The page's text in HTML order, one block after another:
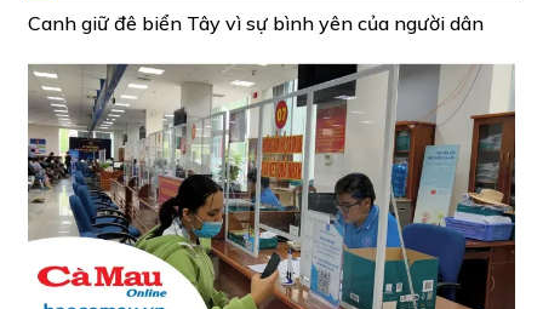
Canh giữ đê biển Tây vì sự bình yên của người dân